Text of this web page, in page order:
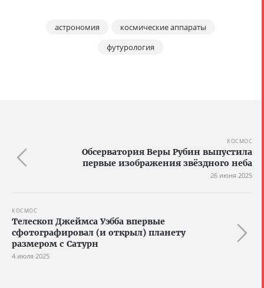
астрономия
космические аппараты
футурология
КОСМОС
Обсерватория Веры Рубин выпустила
первые изображения звёздного неба
26 июня 2025
КОСМОС
Телескоп Джеймса Уэбба впервые
сфотографировал (и открыл) планету
размером с Сатурн
4 июля 2025